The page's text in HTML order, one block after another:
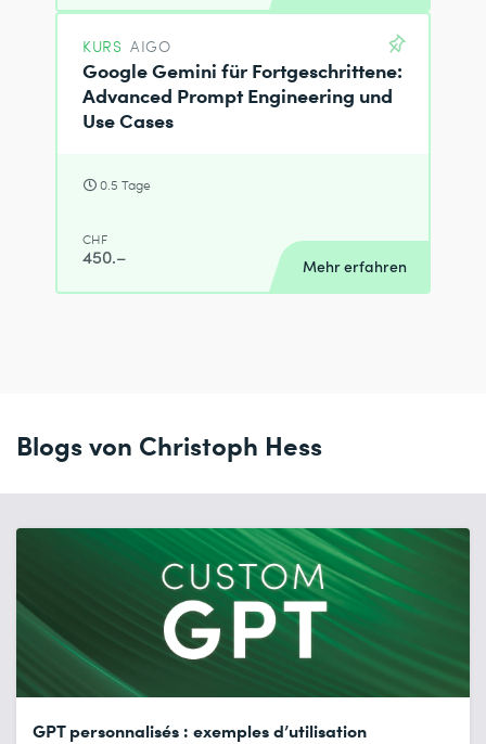
KURS AIGO
Google Gemini für Fortgeschrittene:
Advanced Prompt Engineering und
Use Cases
0.5 Tage
CHF
450.– Mehr erfahren
Blogs von Christoph Hess
GPT personnalisés : exemples d’utilisation